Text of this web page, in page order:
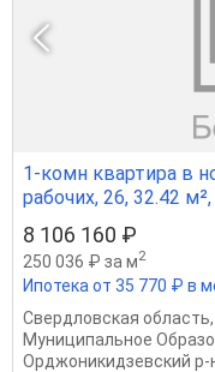
1-комн квартира в
рабочих, 26, 32.42
8 106 160 ₽
250 036 ₽ за м2
Ипотека от 35 770 ₽ в
Свердловская область,
Муниципальное
Орджоникидзевский р-